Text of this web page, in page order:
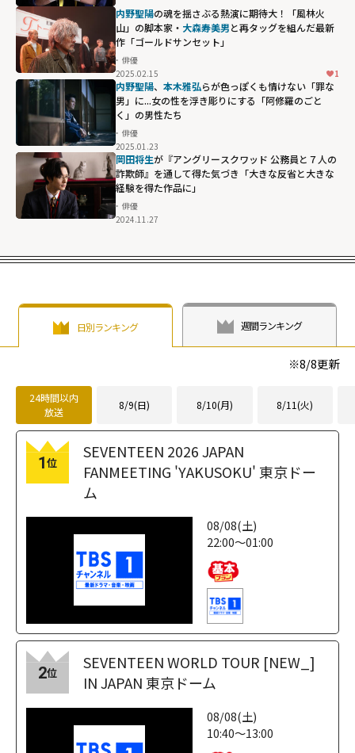
内野聖陽の魂を揺さぶる熱演に期待大！「風林火
山」の脚本家・ 大森寿美男と再タッグを組んだ最新
作「ゴールドサンセット」
俳優
2025.02.15
1
内野聖陽、 本木雅弘らが色っぽくも情けない「罪な
男」に...女の性を浮き彫りにする「阿修羅のごと
く」の男性たち
俳優
2025.01.23
岡田将生が『アングリースクワッド 公務員と７人の
詐欺師』を通して得た気づき「大きな反省と大きな
経験を得た作品に」
俳優
2024.11.27
日別ランキング 週間ランキング
※8/8更新
24時間以内
放送
8/9(日) 8/10(月) 8/11(火)
1位
SEVENTEEN 2026 JAPAN
FANMEETING 'YAKUSOKU' 東京ドー
ム
08/08(土)
22:00～01:00
2位
SEVENTEEN WORLD TOUR [NEW_]
IN JAPAN 東京ドーム
08/08(土)
10:40～13:00